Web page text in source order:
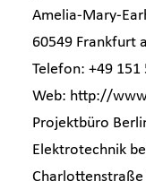
Amelia-Mary-
60549 Frankfurt
Telefon: +49 151
Web: http://
Projektbüro
Elektrotechnik
Charlottenstraße
Newsroom